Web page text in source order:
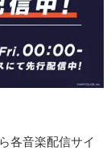
各音楽配信サイ